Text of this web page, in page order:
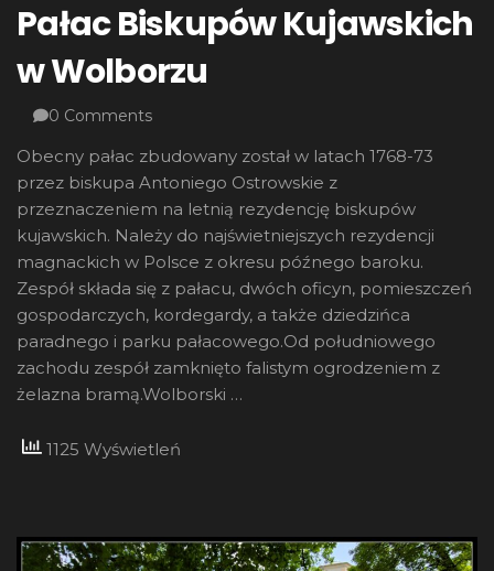
Pałac Biskupów Kujawskich
w Wolborzu
0 Comments
Obecny pałac zbudowany został w latach 1768-73
przez biskupa Antoniego Ostrowskie z
przeznaczeniem na letnią rezydencję biskupów
kujawskich. Należy do najświetniejszych rezydencji
magnackich w Polsce z okresu późnego baroku.
Zespół składa się z pałacu, dwóch oficyn, pomieszczeń
gospodarczych, kordegardy, a także dziedzińca
paradnego i parku pałacowego.Od południowego
zachodu zespół zamknięto falistym ogrodzeniem z
żelazna bramą.Wolborski …
1125 Wyświetleń